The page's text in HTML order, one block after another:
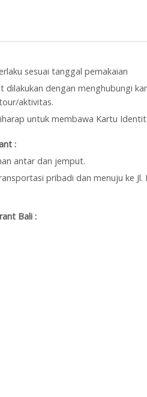
sesuai tanggal pemakaian
dilakukan dengan menghubungi
aktivitas.
untuk membawa Kartu
:
antar dan jemput.
pribadi dan menuju ke
Bali :